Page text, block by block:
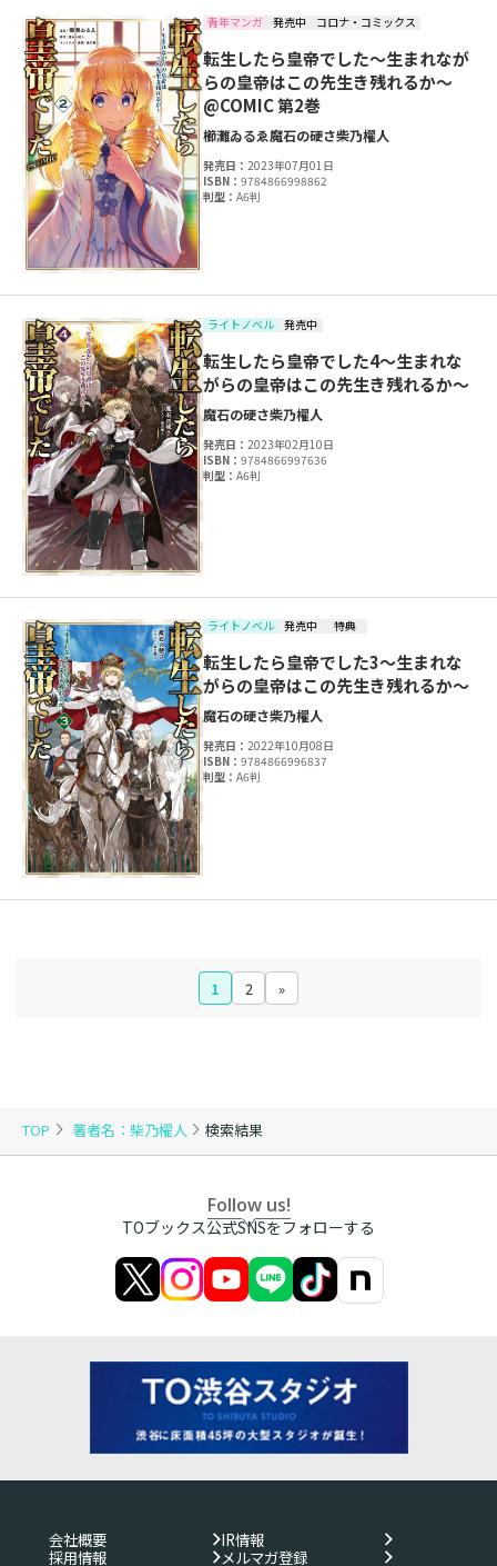
TOP 著者名：柴乃櫂人 検索結果
青年マンガ 発売中 コロナ・コミックス
転生したら皇帝でした～生まれなが
らの皇帝はこの先生き残れるか～
@COMIC 第2巻
櫛灘ゐるゑ魔石の硬さ柴乃櫂人
発売日：2023年07月01日
ISBN：9784866998862
判型：A6判
ライトノベル 発売中
転生したら皇帝でした4～生まれな
がらの皇帝はこの先生き残れるか～
魔石の硬さ柴乃櫂人
発売日：2023年02月10日
ISBN：9784866997636
判型：A6判
ライトノベル 発売中 特典
転生したら皇帝でした3～生まれな
がらの皇帝はこの先生き残れるか～
魔石の硬さ柴乃櫂人
発売日：2022年10月08日
ISBN：9784866996837
判型：A6判
1 2 »
Follow us!
TOブックス公式SNSをフォローする
会社概要
IR情報
採用情報
メルマガ登録